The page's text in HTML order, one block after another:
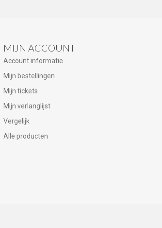
MIJN ACCOUNT
Account informatie
Mijn bestellingen
Mijn tickets
Mijn verlanglijst
Vergelijk
Alle producten